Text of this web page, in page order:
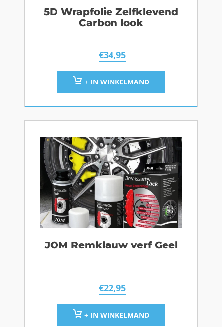
5D Wrapfolie Zelfklevend
Carbon look
€34,95
+ IN WINKELMAND
JOM Remklauw verf Geel
€22,95
+ IN WINKELMAND